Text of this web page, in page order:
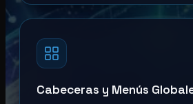
Cabeceras y Menús